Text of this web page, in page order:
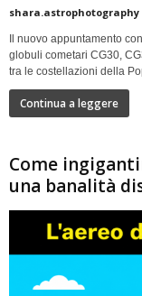
shara.astrophotography
Il nuovo appuntamento
globuli cometari CG30,
tra le costellazioni della
Continua a leggere
Come
una banalità